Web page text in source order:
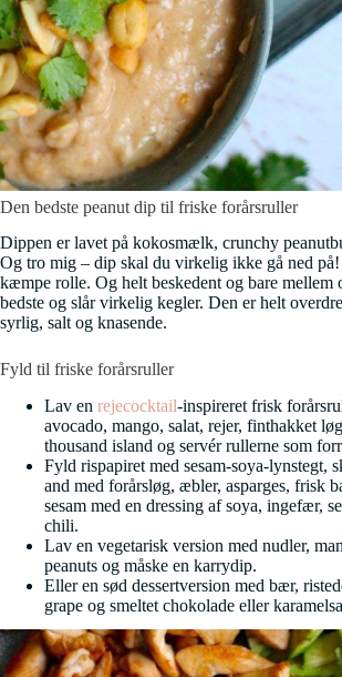
Den bedste peanut dip til friske forårsruller
Dippen er lavet på kokosmælk, crunchy
Og tro mig – dip skal du virkelig ikke gå ned
kæmpe rolle. Og helt beskedent og bare mellem
bedste og slår virkelig kegler. Den er helt
syrlig, salt og knasende.
Fyld til friske forårsruller
Lav en rejecocktail-inspireret frisk
avocado, mango, salat, rejer, finthakket
thousand island og servér rullerne som
Fyld rispapiret med sesam-soya-lynstegt,
and med forårsløg, æbler, asparges, frisk
sesam med en dressing af soya, ingefær,
chili.
Lav en vegetarisk version med nudler,
peanuts og måske en karrydip.
Eller en sød dessertversion med bær,
grape og smeltet chokolade eller